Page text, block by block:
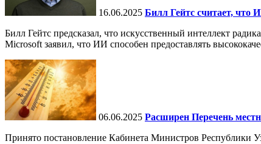
16.06.2025 Билл Гейтс считает, что
Билл Гейтс предсказал, что искусственный интеллект
Microsoft заявил, что ИИ способен предоставлять
06.06.2025 Расширен Перечень
Принято постановление Кабинета Министров Республики